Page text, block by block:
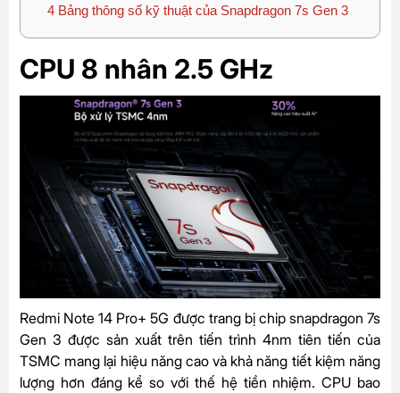
4 Bảng thông số kỹ thuật của Snapdragon 7s Gen 3
CPU 8 nhân 2.5 GHz
Redmi Note 14 Pro+ 5G được trang bị chip snapdragon 7s
Gen 3 được sản xuất trên tiến trình 4nm tiên tiến của
TSMC mang lại hiệu năng cao và khả năng tiết kiệm năng
lượng hơn đáng kể so với thế hệ tiền nhiệm. CPU bao